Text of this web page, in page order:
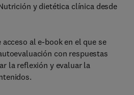
y dietética clínica desde
al e-book en el que se
con respuestas
la reflexión y evaluar la